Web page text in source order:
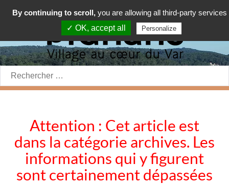
Rechercher:
Attention : Cet article est
dans la catégorie archives. Les
informations qui y figurent
sont certainement dépassées
By continuing to scroll, you are allowing all third-party services
✓ OK, accept all
Personalize